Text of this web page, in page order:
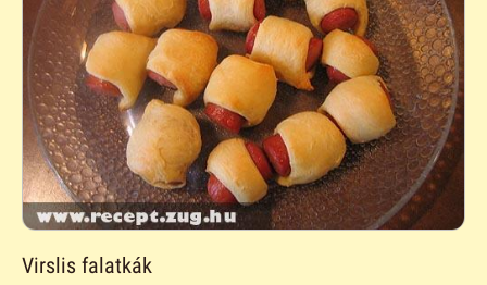
Virslis falatkák